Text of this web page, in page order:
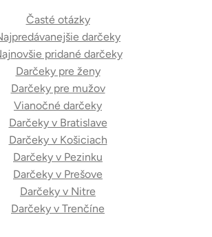
Časté otázky
darčeky
pridané darčeky
Darčeky pre ženy
Darčeky pre mužov
Vianočné darčeky
Darčeky v Bratislave
Darčeky v Košiciach
Darčeky v Pezinku
Darčeky v Prešove
Darčeky v Nitre
Darčeky v Trenčíne